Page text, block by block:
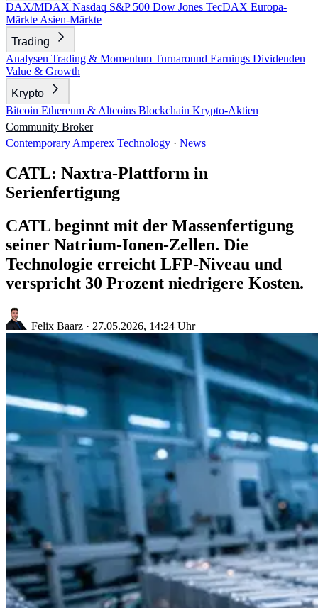
DAX/MDAX Nasdaq S&P 500 Dow Jones TecDAX Europa-
Märkte Asien-Märkte
Trading
Analysen Trading & Momentum Turnaround Earnings Dividenden
Value & Growth
Krypto
Bitcoin Ethereum & Altcoins Blockchain Krypto-Aktien
Community Broker
Contemporary Amperex Technology · News
CATL: Naxtra-Plattform in
Serienfertigung
CATL beginnt mit der Massenfertigung
seiner Natrium-Ionen-Zellen. Die
Technologie erreicht LFP-Niveau und
verspricht 30 Prozent niedrigere Kosten.
Felix Baarz · 27.05.2026, 14:24 Uhr